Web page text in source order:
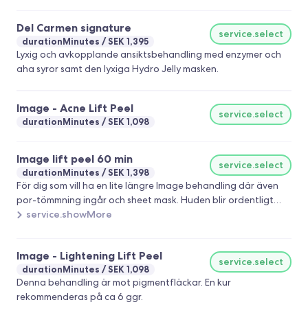
med 11:e juni 2023.
Del Carmen signature
durationMinutes SEK 1,395
service.select
Lyxig och avkopplande ansiktsbehandling med enzymer och
aha syror samt den lyxiga Hydro Jelly masken.
Image - Acne Lift Peel
durationMinutes SEK 1,098
service.select
Image lift peel 60 min
durationMinutes SEK 1,398
service.select
För dig som vill ha en lite längre Image behandling där även
por-tömmning ingår och sheet mask. Huden blir ordentligt
djuprengjord med mycket lyster.
service.showMore
Image - Lightening Lift Peel
durationMinutes SEK 1,098
service.select
Denna behandling är mot pigmentfläckar. En kur
rekommenderas på ca 6 ggr.